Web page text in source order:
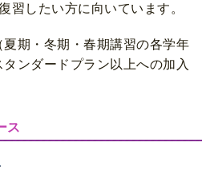
習したい方に向いています。
夏期・冬期・春期講習の各学年
ンダードプラン以上への加入
ス